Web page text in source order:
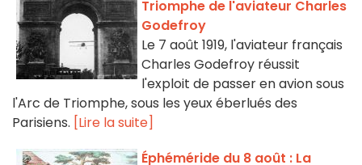
Triomphe de l'aviateur Charles
Godefroy
Le 7 août 1919, l'aviateur français
Charles Godefroy réussit
l'exploit de passer en avion sous
l'Arc de Triomphe, sous les yeux éberlués des
Parisiens. [Lire la suite]
Éphéméride du 8 août : La